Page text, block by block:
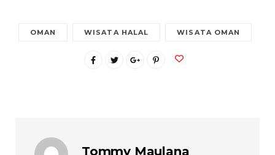
OMAN WISATA HALAL WISATA OMAN
Tommy Maulana